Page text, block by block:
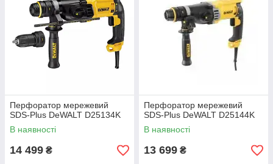
Перфоратор мережевий
SDS-Plus DeWALT D25134K
В наявності
14 499 ₴
Перфоратор мережевий
SDS-Plus DeWALT D25144K
В наявності
13 699 ₴